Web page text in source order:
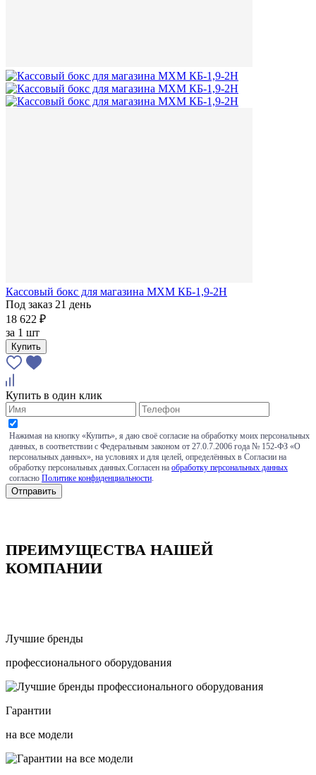
Кассовый бокс для магазина МХМ КБ-1,9-2Н
Под заказ 21 день
18 622 ₽
за 1 шт
Купить
Купить в один клик
Нажимая на кнопку «Купить», я даю своё согласие на обработку моих персональных
данных, в соответствии с Федеральным законом от 27.0.7.2006 года № 152-ФЗ «О
персональных данных», на условиях и для целей, определённых в Согласии на
обработку персональных данных.Согласен на обработку персональных данных
согласно Политике конфиденциальности
ПРЕИМУЩЕСТВА НАШЕЙ
КОМПАНИИ
Лучшие бренды
профессионального оборудования
Гарантии
на все модели